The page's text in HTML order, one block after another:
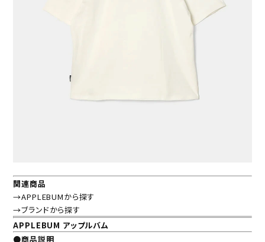
関連商品
→APPLEBUMから探す
→ブランドから探す
APPLEBUM アップルバム
●商品説明